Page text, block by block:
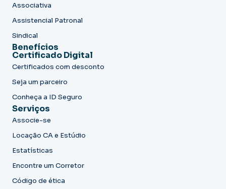
Associativa
Assistencial Patronal
Sindical
Benefícios
Certificado Digital
Certificados com desconto
Seja um parceiro
Conheça a ID Seguro
Serviços
Associe-se
Locação CA e Estúdio
Estatísticas
Encontre um Corretor
Código de ética